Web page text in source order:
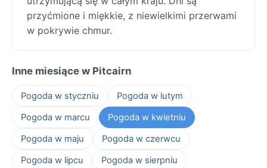
przyćmione i miękkie, z niewielkimi przerwami
w pokrywie chmur.
Inne miesiące w Pitcairn
Pogoda w styczniu
Pogoda w lutym
Pogoda w marcu
Pogoda w kwietniu
Pogoda w maju
Pogoda w czerwcu
Pogoda w lipcu
Pogoda w sierpniu